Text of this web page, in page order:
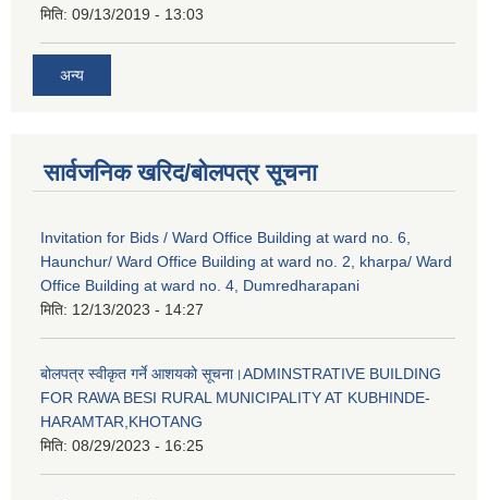
मिति: 09/13/2019 - 13:03
अन्य
सार्वजनिक खरिद/बोलपत्र सूचना
Invitation for Bids / Ward Office Building at ward no. 6,
Haunchur/ Ward Office Building at ward no. 2, kharpa/ Ward
Office Building at ward no. 4, Dumredharapani
मिति: 12/13/2023 - 14:27
बोलपत्र स्वीकृत गर्ने आशयको सूचना।ADMINSTRATIVE BUILDING
FOR RAWA BESI RURAL MUNICIPALITY AT KUBHINDE-
HARAMTAR,KHOTANG
मिति: 08/29/2023 - 16:25